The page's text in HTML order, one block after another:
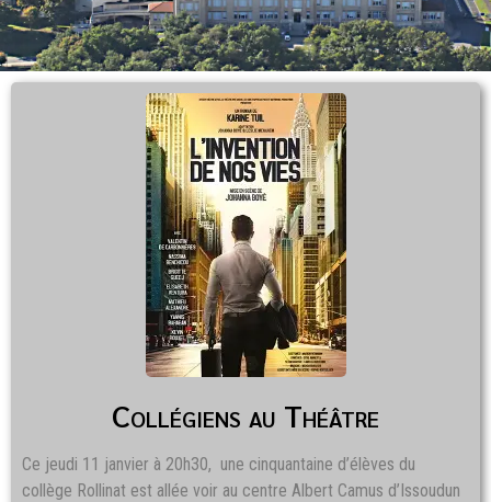
Collégiens au Théâtre
Ce jeudi 11 janvier à 20h30, une cinquantaine d’élèves du
collège Rollinat est allée voir au centre Albert Camus d’Issoudun